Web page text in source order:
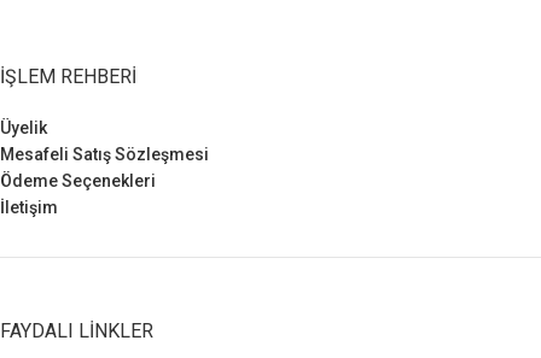
İŞLEM REHBERI
Üyelik
Mesafeli Satış Sözleşmesi
Ödeme Seçenekleri
İletişim
FAYDALI LINKLER